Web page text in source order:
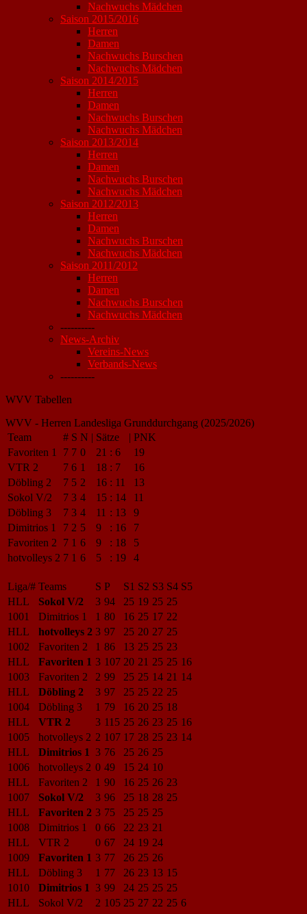
Nachwuchs Mädchen
Saison 2015/2016
Herren
Damen
Nachwuchs Burschen
Nachwuchs Mädchen
Saison 2014/2015
Herren
Damen
Nachwuchs Burschen
Nachwuchs Mädchen
Saison 2013/2014
Herren
Damen
Nachwuchs Burschen
Nachwuchs Mädchen
Saison 2012/2013
Herren
Damen
Nachwuchs Burschen
Nachwuchs Mädchen
Saison 2011/2012
Herren
Damen
Nachwuchs Burschen
Nachwuchs Mädchen
----------
News-Archiv
Vereins-News
Verbands-News
----------
WVV Tabellen
WVV - Herren Landesliga Grunddurchgang (2025/2026)
Team
# S N | Sätze | PNK
Favoriten 1
7 7 0 21 : 6
19
VTR 2
7 6 1 18 : 7
16
Döbling 2
7 5 2 16 : 11
13
Sokol V/2
7 3 4 15 : 14
11
Döbling 3
7 3 4 11 : 13
9
Dimitrios 1
7 2 5 9 : 16
7
Favoriten 2
7 1 6 9 : 18
5
hotvolleys 2 7 1 6 5 : 19 4
Liga/# Teams S P S1 S2 S3 S4 S5
HLL
Sokol V/2 3 94 25 19 25 25
1001
Dimitrios 1 1 80 16 25 17 22
HLL
hotvolleys 2 3 97 25 20 27 25
1002
Favoriten 2 1 86 13 25 25 23
HLL
Favoriten 1 3 107 20 21 25 25 16
1003
Favoriten 2 2 99 25 25 14 21 14
HLL
Döbling 2 3 97 25 25 22 25
1004
Döbling 3 1 79 16 20 25 18
HLL
VTR 2 3 115 25 26 23 25 16
1005
hotvolleys 2 2 107 17 28 25 23 14
HLL
Dimitrios 1 3 76 25 26 25
1006
hotvolleys 2 0 49 15 24 10
HLL
Favoriten 2 1 90 16 25 26 23
1007
Sokol V/2 3 96 25 18 28 25
HLL
Favoriten 2 3 75 25 25 25
1008
Dimitrios 1 0 66 22 23 21
HLL
VTR 2 0 67 24 19 24
1009
Favoriten 1 3 77 26 25 26
HLL
Döbling 3 1 77 26 23 13 15
1010
Dimitrios 1 3 99 24 25 25 25
HLL
Sokol V/2 2 105 25 27 22 25 6